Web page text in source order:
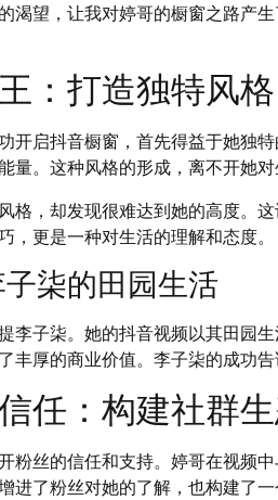
渴望，让我对婷哥的橱窗之路产
：打造独特风格
开启抖音橱窗，首先得益于她独
量。这种风格的形成，离不开她对
格，却发现很难达到她的高度。
，更是一种对生活的理解和态度。
柒的田园生活
李子柒。她的抖音视频以其田园
丰厚的商业价值。李子柒的成功
任：构建社群
粉丝的信任和支持。婷哥在视频
进了粉丝对她的了解，也构建了一